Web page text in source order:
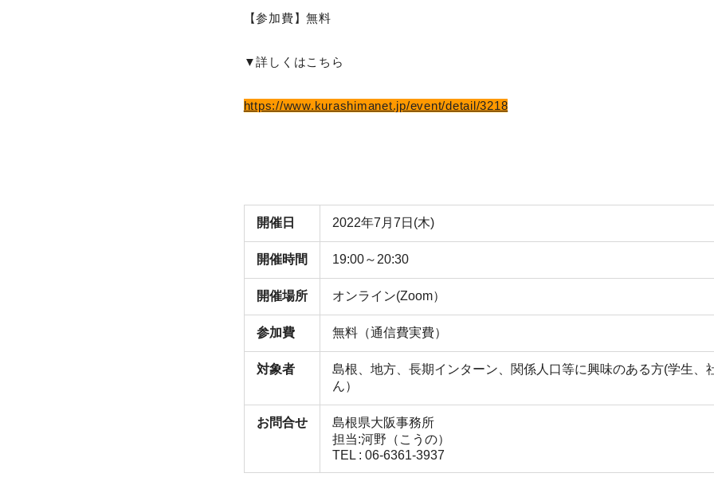
【参加費】無料
▼詳しくはこちら
https://www.kurashimanet.jp/event/detail/3218
開催日 2022年7月7日(木)
開催時間 19:00～20:30
開催場所 オンライン(Zoom）
参加費 無料（通信費実費）
対象者
島根、地方、長期インターン、関係人口等に興味のある方(学生、
ん）
お問合せ
島根県大阪事務所
担当:河野（こうの）
TEL : 06-6361-3937